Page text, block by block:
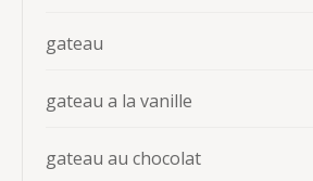
gateau
gateau a la vanille
gateau au chocolat